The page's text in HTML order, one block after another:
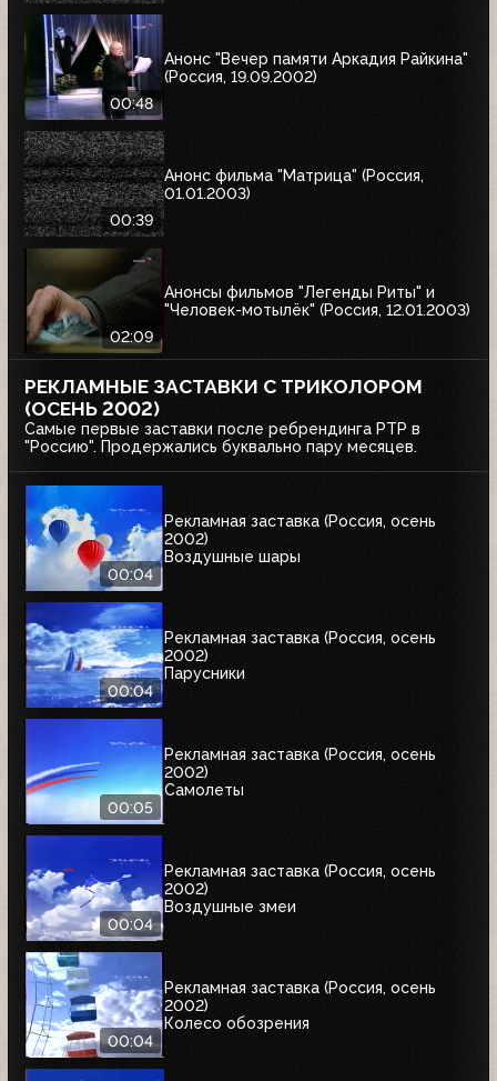
00:48
Анонс "Вечер памяти Аркадия Райкина"
(Россия, 19.09.2002)
00:39
Анонс фильма "Матрица" (Россия,
01.01.2003)
02:09
Анонсы фильмов "Легенды Риты" и
"Человек-мотылёк" (Россия, 12.01.2003)
РЕКЛАМНЫЕ ЗАСТАВКИ С ТРИКОЛОРОМ
(ОСЕНЬ 2002)
Самые первые заставки после ребрендинга РТР в
"Россию". Продержались буквально пару месяцев.
00:04
Рекламная заставка (Россия, осень
2002)
Воздушные шары
00:04
Рекламная заставка (Россия, осень
2002)
Парусники
00:05
Рекламная заставка (Россия, осень
2002)
Самолеты
00:04
Рекламная заставка (Россия, осень
2002)
Воздушные змеи
00:04
Рекламная заставка (Россия, осень
2002)
Колесо обозрения